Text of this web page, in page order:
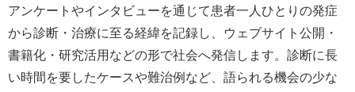
アンケートやインタビューを通じて患者一人ひとりの発症
から診断・治療に至る経緯を記録し、ウェブサイト公開・
書籍化・研究活用などの形で社会へ発信します。診断に長
い時間を要したケースや難治例など、語られる機会の少な